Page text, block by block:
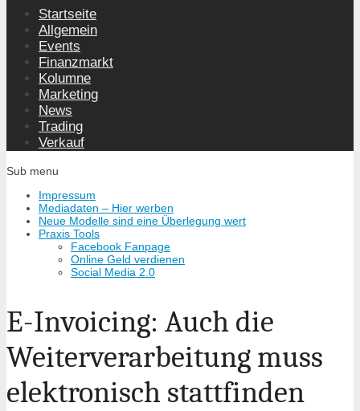
Startseite
Allgemein
Events
Finanzmarkt
Kolumne
Marketing
News
Trading
Verkauf
Sub menu
Impressum
Mediadaten – Hier werben
Neue Modelle sind eine Überlegung wert
Praxis Tools
Facebook Fanpage
Online Geld verdienen
Social Media 2.0
E-Invoicing: Auch die
Weiterverarbeitung muss
elektronisch stattfinden